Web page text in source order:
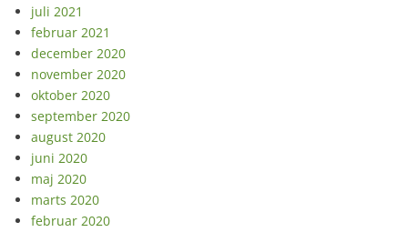
juli 2021
februar 2021
december 2020
november 2020
oktober 2020
september 2020
august 2020
juni 2020
maj 2020
marts 2020
februar 2020